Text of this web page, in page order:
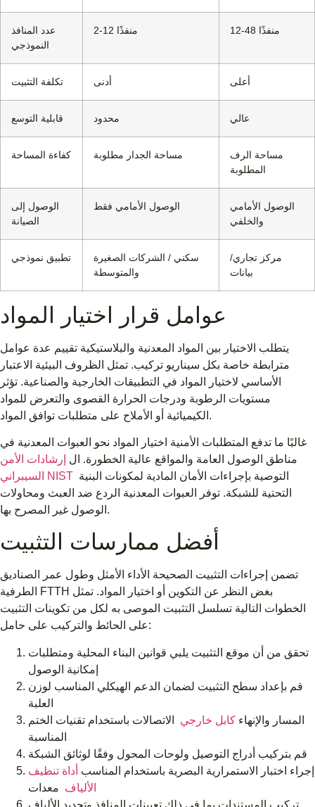
عدد المنافذ
النموذجي
2-12 منفذًا 12-48 منفذًا
تكلفة التثبيت أدنى أعلى
قابلية التوسع محدود عالي
كفاءة المساحة مساحة الجدار مطلوبة
مساحة الرف
المطلوبة
الوصول إلى
الصيانة
الوصول الأمامي فقط
الوصول الأمامي
والخلفي
تطبيق نموذجي
سكني / الشركات الصغيرة
والمتوسطة
مركز تجاري/
بيانات
عوامل قرار اختيار المواد
يتطلب الاختيار بين المواد المعدنية والبلاستيكية تقييم عدة عوامل
مترابطة خاصة بكل سيناريو تركيب. تمثل الظروف البيئية الاعتبار
الأساسي لاختيار المواد في التطبيقات الخارجية والصناعية. تؤثر
مستويات الرطوبة ودرجات الحرارة القصوى والتعرض للمواد
الكيميائية أو الأملاح على متطلبات توافق المواد.
غالبًا ما تدفع المتطلبات الأمنية اختيار المواد نحو العبوات المعدنية في
مناطق الوصول العامة والمواقع عالية الخطورة. ال إرشادات الأمن
السيبراني NIST
التحتية للشبكة. توفر العبوات المعدنية الردع ضد العبث ومحاولات
الوصول غير المصرح بها.
أفضل ممارسات التثبيت
تضمن إجراءات التثبيت الصحيحة الأداء الأمثل وطول عمر الصناديق
الطرفية FTTH بغض النظر عن التكوين أو اختيار المواد. تمثل
الخطوات التالية تسلسل التثبيت الموصى به لكل من تكوينات التثبيت
على الحائط والتركيب على حامل:
تحقق من أن موقع التثبيت يلبي قوانين البناء المحلية ومتطلبات
إمكانية الوصول
قم بإعداد سطح التثبيت لضمان الدعم الهيكلي المناسب لوزن
العلبة
المسار والإنهاء كابل خارجي
الاتصالات باستخدام تقنيات الختم
قم بتركيب أدراج التوصيل ولوحات المحول وفقًا لوثائق الشبكة
إجراء اختبار الاستمرارية البصرية باستخدام المناسب أداة تنظيف
الألياف
تركيب المستندات بما في ذلك تعيينات المنافذ وتحديد الألياف